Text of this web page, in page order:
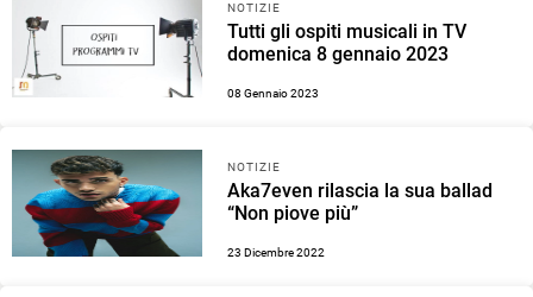
NOTIZIE
Tutti gli ospiti musicali in TV
domenica 8 gennaio 2023
08 Gennaio 2023
NOTIZIE
Aka7even rilascia la sua ballad
“Non piove più”
23 Dicembre 2022